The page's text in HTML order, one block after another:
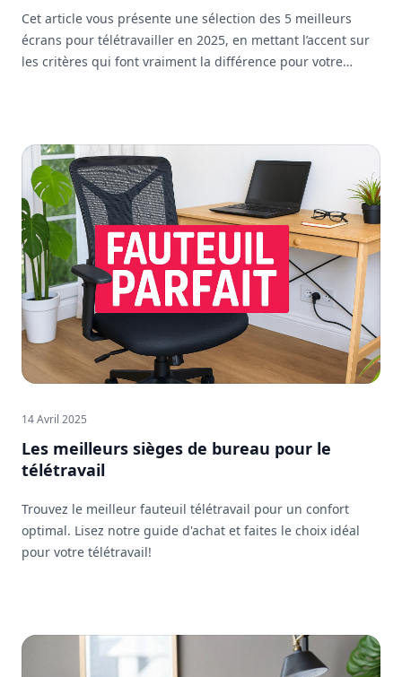
Cet article vous présente une sélection des 5 meilleurs
écrans pour télétravailler en 2025, en mettant l’accent sur
les critères qui font vraiment la différence pour votre
14 Avril 2025
Les meilleurs sièges de bureau pour le
télétravail
Trouvez le meilleur fauteuil télétravail pour un confort
optimal. Lisez notre guide d'achat et faites le choix idéal
pour votre télétravail!